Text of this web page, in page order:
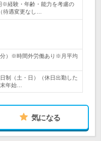
※経験・年齢・能力を考慮の
待遇変更なし…
分）※時間外労働あり※月平均
（土・日）（休日出勤した
年始…
気になる